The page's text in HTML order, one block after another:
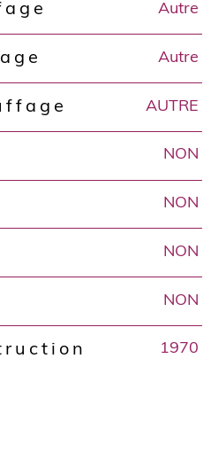
Autre
Autre
AUTRE
NON
NON
NON
NON
1970